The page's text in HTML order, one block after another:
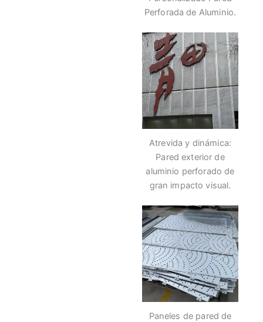
Perforada de Aluminio.
Atrevida y dinámica:
Pared exterior de
aluminio perforado de
gran impacto visual.
Paneles de pared de